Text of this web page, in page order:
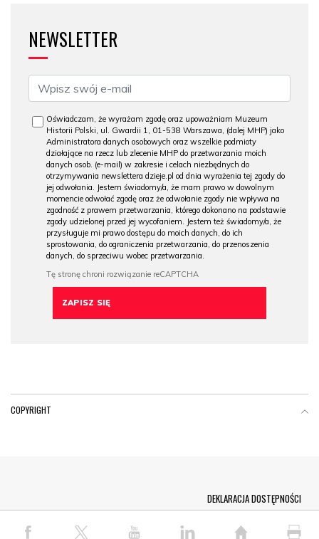
NEWSLETTER
Oświadczam, że wyrażam zgodę oraz upoważniam Muzeum
Historii Polski, ul. Gwardii 1, 01-538 Warszawa, (dalej MHP) jako
Administratora danych osobowych oraz wszelkie podmioty
działające na rzecz lub zlecenie MHP do przetwarzania moich
danych osob. (e-mail) w zakresie i celach niezbędnych do
otrzymywania newslettera dzieje.pl od dnia wyrażenia tej zgody do
jej odwołania. Jestem świadomy/a, że mam prawo w dowolnym
momencie odwołać zgodę oraz że odwołanie zgody nie wpływa na
zgodność z prawem przetwarzania, którego dokonano na podstawie
zgody udzielonej przed jej wycofaniem. Jestem też świadomy/a, że
przysługuje mi prawo dostępu do moich danych, do ich
sprostowania, do ograniczenia przetwarzania, do przenoszenia
danych, do sprzeciwu wobec przetwarzania.
COPYRIGHT
© COPYRIGHT PAP 2026
DEKLARACJA DOSTĘPNOŚCI